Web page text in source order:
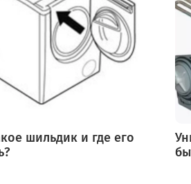
шильдик и где его